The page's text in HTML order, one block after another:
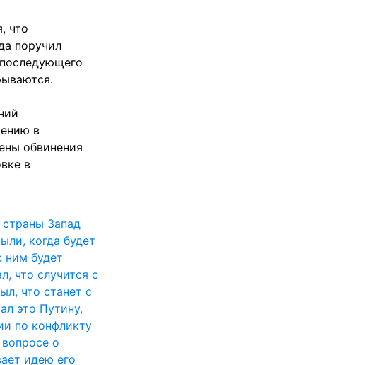
что
поручил
в
обвинения
в
Запад
когда будет
ним будет
что случится с
что станет с
это Путину,
по конфликту
о
идею его